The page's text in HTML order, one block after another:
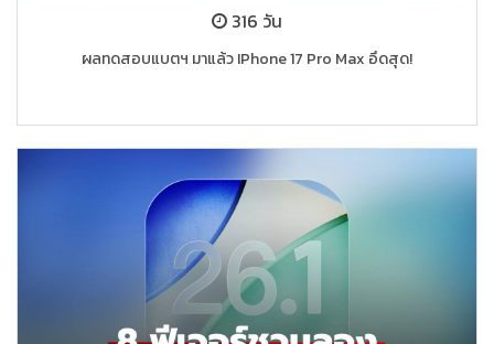
316 วัน
ผลทดสอบแบตฯ มาแล้ว IPhone 17 Pro Max อึดสุด!